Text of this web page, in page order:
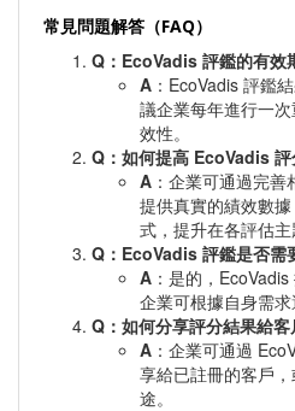
常見問題解答（FAQ）
Q ：EcoVadis 評鑑的有效
A ：EcoVadis 評鑑
議企業每年進行一
效性。
Q ：如何提高 EcoVadis 評
A ：企業可通過完善
提供真實的績效數
式，提升在各評估主
Q ：EcoVadis 評鑑是否需
A ：是的，
企業可根據自身需求
Q ：如何分享評分結果給客
A ：企業可通過
享給已註冊的客戶
途。